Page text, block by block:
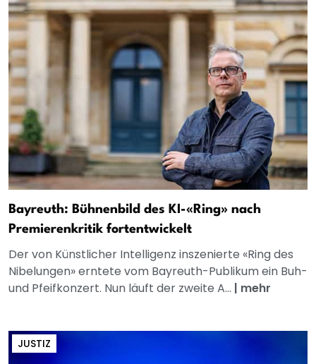
Bayreuth: Bühnenbild des KI-«Ring» nach
Premierenkritik fortentwickelt
Der von Künstlicher Intelligenz inszenierte «Ring des
Nibelungen» erntete vom Bayreuth-Publikum ein Buh-
und Pfeifkonzert. Nun läuft der zweite A... | mehr
JUSTIZ